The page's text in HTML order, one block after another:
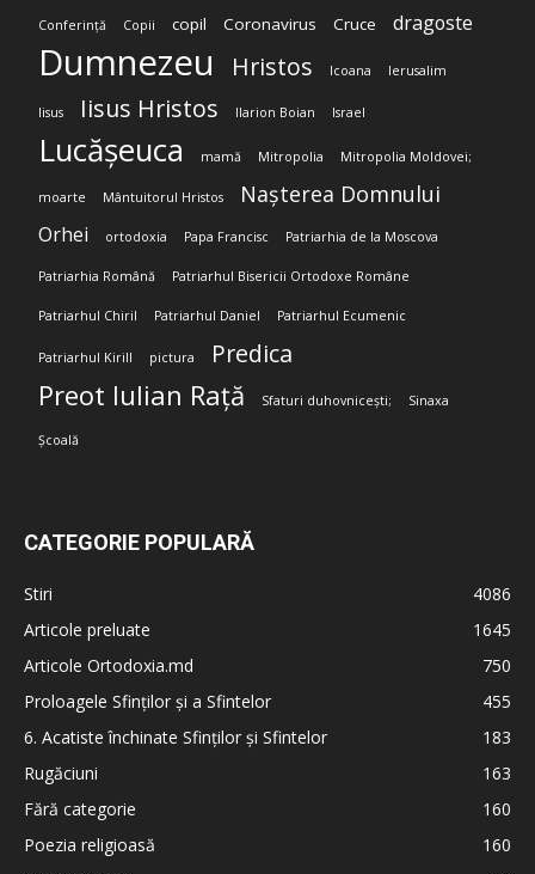
Conferință Copii copil Coronavirus Cruce dragoste
Dumnezeu Hristos Icoana Ierusalim
Iisus Iisus Hristos Ilarion Boian Israel
Lucășeuca mamă Mitropolia Mitropolia Moldovei;
moarte Mântuitorul Hristos Nașterea Domnului
Orhei ortodoxia Papa Francisc Patriarhia de la Moscova
Patriarhia Română Patriarhul Bisericii Ortodoxe Române
Patriarhul Chiril Patriarhul Daniel Patriarhul Ecumenic
Patriarhul Kirill pictura Predica
Preot Iulian Rață Sfaturi duhovnicești; Sinaxa
Școală
CATEGORIE POPULARĂ
Stiri
4086
Articole preluate
1645
Articole Ortodoxia.md
750
Proloagele Sfinților și a Sfintelor
455
6. Acatiste închinate Sfinților și Sfintelor
183
Rugăciuni
163
Fără categorie
160
Poezia religioasă
160